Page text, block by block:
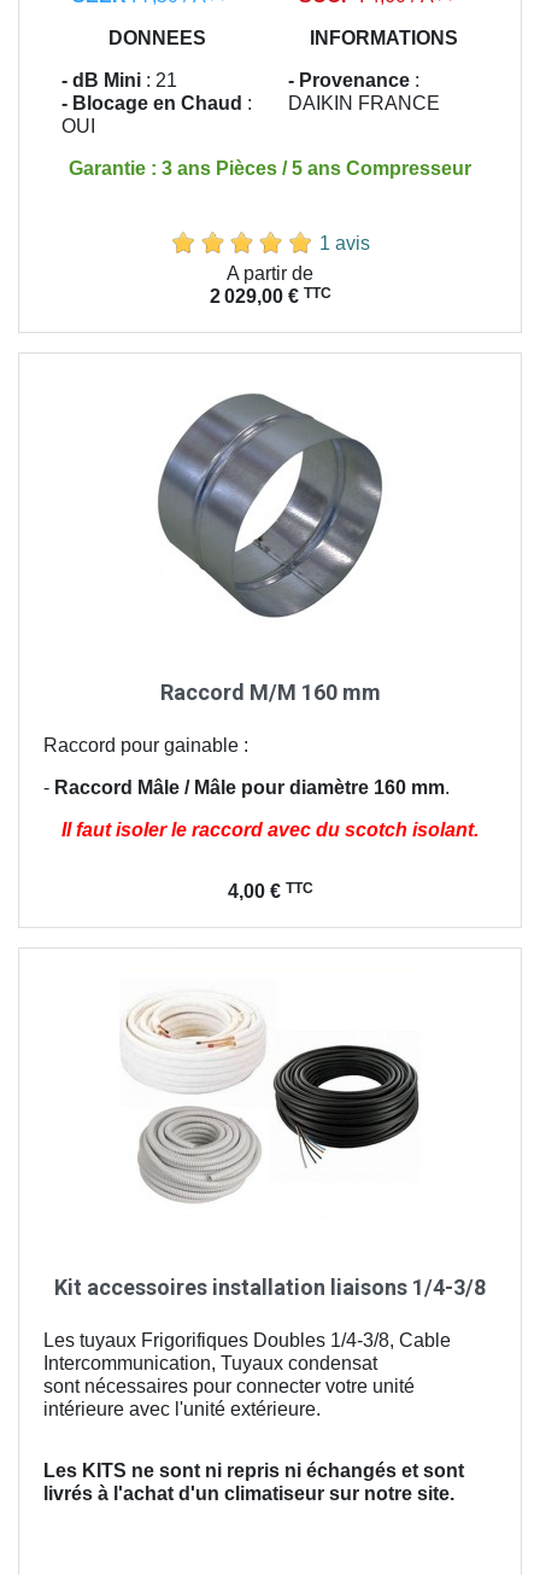
DONNEES
- dB Mini : 21
- Blocage en Chaud :
OUI
INFORMATIONS
- Provenance :
DAIKIN FRANCE
Garantie : 3 ans Pièces / 5 ans Compresseur
1 avis
A partir de
2 029,00 € TTC
Raccord M/M 160 mm
Raccord pour gainable :
- Raccord Mâle / Mâle pour diamètre 160 mm.
Il faut isoler le raccord avec du scotch isolant.
4,00 € TTC
Kit accessoires installation liaisons 1/4-3/8
Les tuyaux Frigorifiques Doubles 1/4-3/8, Cable
Intercommunication, Tuyaux condensat
sont nécessaires pour connecter votre unité
intérieure avec l'unité extérieure.
Les KITS ne sont ni repris ni échangés et sont
livrés à l'achat d'un climatiseur sur notre site.